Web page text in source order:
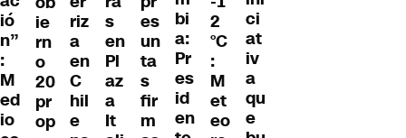
ió
n”
:
M
ed
io
ie
rn
o
20
pr
op
riz
a
en
C
hil
e
s
en
Pl
az
a
It
es
un
ta
s
fir
m
bi
a:
Pr
es
id
en
2
°C
:
M
et
eo
ci
at
iv
a
qu
e